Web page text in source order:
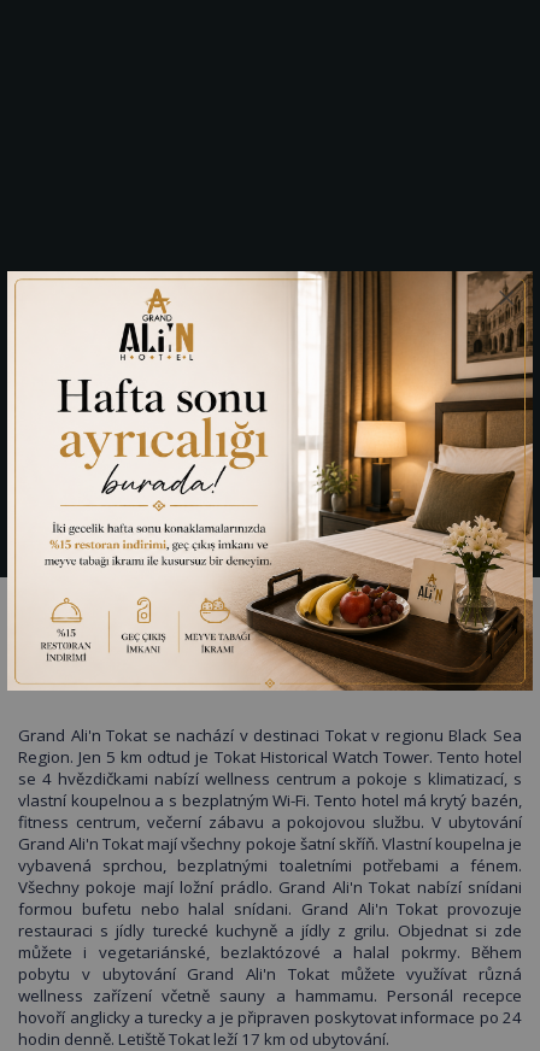
GRAND ALİ’N HOTEL TOKAT
Grand Ali'n Tokat se nachází v destinaci Tokat v regionu Black Sea
Region. Jen 5 km odtud je Tokat Historical Watch Tower. Tento hotel
se 4 hvězdičkami nabízí wellness centrum a pokoje s klimatizací, s
vlastní koupelnou a s bezplatným Wi-Fi. Tento hotel má krytý bazén,
fitness centrum, večerní zábavu a pokojovou službu. V ubytování
Grand Ali'n Tokat mají všechny pokoje šatní skříň. Vlastní koupelna je
vybavená sprchou, bezplatnými toaletními potřebami a fénem.
Všechny pokoje mají ložní prádlo. Grand Ali'n Tokat nabízí snídani
formou bufetu nebo halal snídani. Grand Ali'n Tokat provozuje
restauraci s jídly turecké kuchyně a jídly z grilu. Objednat si zde
můžete i vegetariánské, bezlaktózové a halal pokrmy. Během
pobytu v ubytování Grand Ali'n Tokat můžete využívat různá
wellness zařízení včetně sauny a hammamu. Personál recepce
hovoří anglicky a turecky a je připraven poskytovat informace po 24
hodin denně. Letiště Tokat leží 17 km od ubytování.